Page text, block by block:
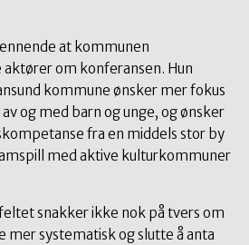
at kommunen
om konferansen. Hun
kommune ønsker mer fokus
og med barn og unge, og ønsker
fra en middels stor by
med aktive kulturkommuner
snakker ikke nok på tvers om
mer systematisk og slutte å anta